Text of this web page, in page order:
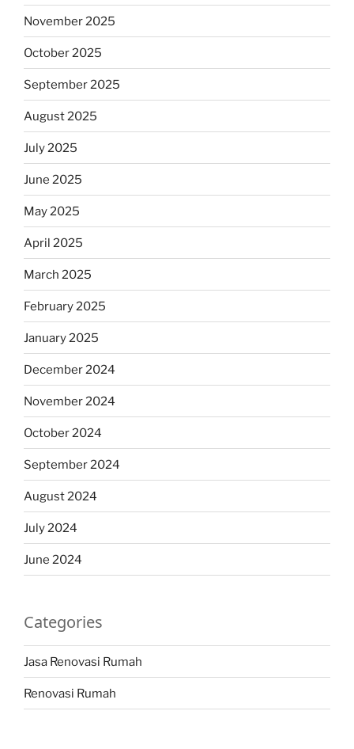
November 2025
October 2025
September 2025
August 2025
July 2025
June 2025
May 2025
April 2025
March 2025
February 2025
January 2025
December 2024
November 2024
October 2024
September 2024
August 2024
July 2024
June 2024
Categories
Jasa Renovasi Rumah
Renovasi Rumah